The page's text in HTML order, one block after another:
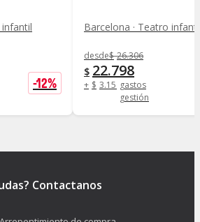
infantil
-12%
Barcelona · Teatro
desde$ 26.306
$ 22.798
+ $ 3.156 gastos
gestión
Contactanos